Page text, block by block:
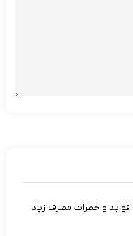
فواید و خطرات مصرف زیاد